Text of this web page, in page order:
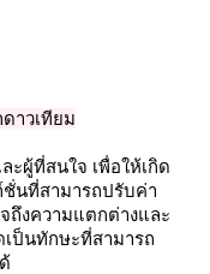
าวเทียม
ะผู้ที่สนใจ เพื่อให้เกิด
ชั่นที่สามารถปรับค่า
จถึงความแตกต่างและ
เป็นทักษะที่สามารถ